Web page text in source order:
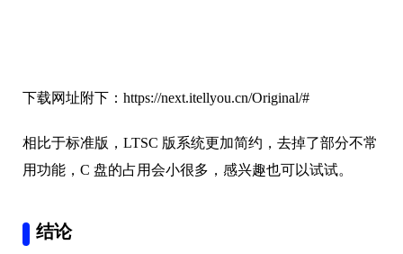
下载网址附下：https://next.itellyou.cn/Original/#
相比于标准版，LTSC 版系统更加简约，去掉了部分不常
用功能，C 盘的占用会小很多，感兴趣也可以试试。
结论